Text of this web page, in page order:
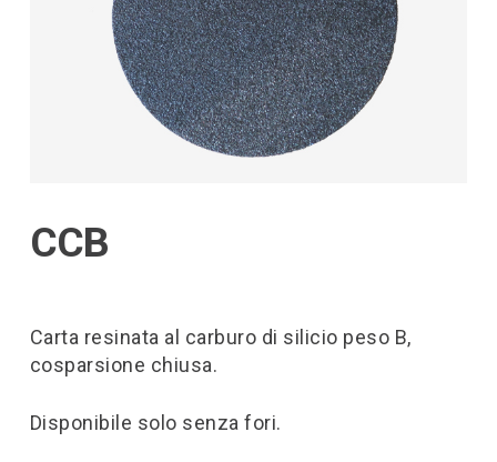
CCB
Carta resinata al carburo di silicio peso B,
cosparsione chiusa.
Disponibile solo senza fori.